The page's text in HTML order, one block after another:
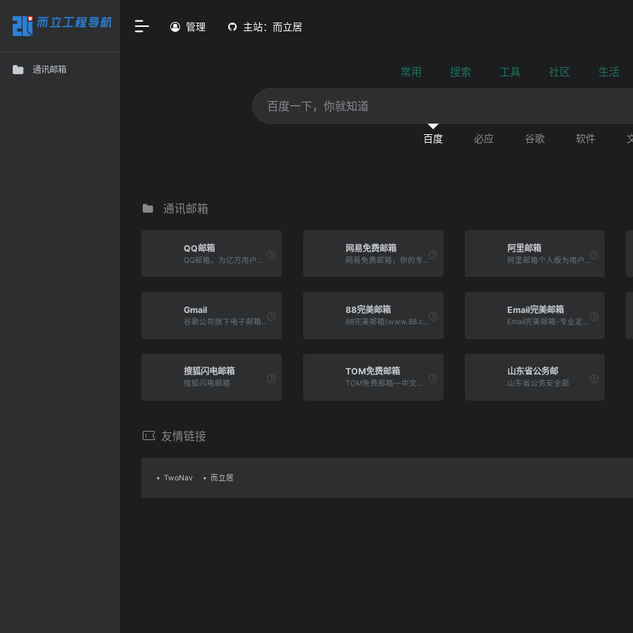
通讯邮箱
管理 主站：而立居
常用 搜索 工具 社区 生活
百度 必应 谷歌 软件
通讯邮箱
QQ邮箱
QQ邮箱，为亿万用户提供高效稳定便捷的电子邮件服务。你可以在电脑网页、iOS/iPad客户端、及Android客户端上使用它，通过邮件发送3G的超大附件，体验文件中转站、日历、记事本、漂流瓶等特色功能。QQ邮箱，常联系。
网易免费邮箱
网易免费邮箱，你的专业电子邮局，提供以@163.com、@126.com和@yeah.net为后缀的免费邮箱。超过20年邮箱运营经验，系统快速稳定安全，支持超大附件和网盘服务。网易邮箱官方App“邮箱大师”帮您高效处理邮件，支持所有邮箱，并可在手机、Windows和Mac上多端协同使用。
阿里邮箱
阿里邮箱个人版为用户提供高效稳定便捷的电子邮箱服务，免费注册邮箱送2G超大附件，60G容量，您可以在电脑网页、手机端注册、登录阿里邮箱个人版。
Gmail
谷歌公司旗下电子邮箱服务。
88完美邮箱
88完美邮箱(www.88.com)是一款专注于沟通的免费电子办公邮箱,致力于打造新一代个人免费邮箱,88.com是大家都喜欢的吉祥域名,88蕴含着“财富、幸运、美好”等寓意,拥有一个@88.com的好名字商务邮箱,将是陪伴您一生的财富,陪伴您一生的幸运,陪伴您一生的美好
Email完美邮箱
Email完美邮箱-专业定制邮箱(www.email.cn)Email完美邮箱(www.email.cn)是一款支持个人自定义二级域名的专业定制个人免费电子邮箱,作为完美邮箱家族旗下全新上线的邮箱产品,Email完美邮箱更能满足个人多元化需求.登录www.email.cn,轻松定制您的二级域名
搜狐闪电邮箱
搜狐闪电邮箱
TOM免费邮箱
TOM免费邮箱—中文邮箱最早期品牌之一，设有独立海外服务器，安全加密通道，多通道7*24小时客户服务。支持各种客户端收发，垃圾邮件拦截率超98%。
山东省公务邮
山东省公务安全邮
友情链接
TwoNav 而立居